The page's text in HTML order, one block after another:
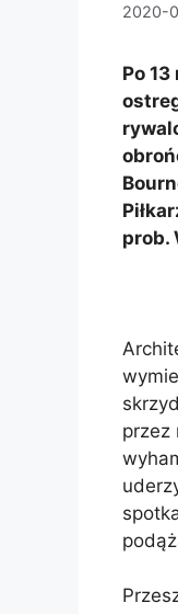
2020-
Po
prob.
przez